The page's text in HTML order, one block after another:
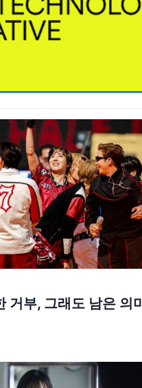
거부, 그래도 남은 의